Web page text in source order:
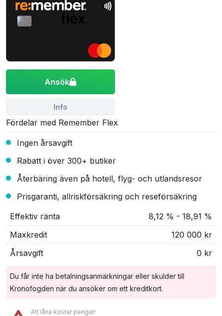
Ansök
Info
Fördelar med Remember Flex
Ingen årsavgift
Rabatt i över 300+ butiker
Återbäring även på hotell, flyg- och utlandsresor
Prisgaranti, allriskförsäkring och reseförsäkring
Effektiv ränta
8,12 % - 18,91 %
Maxkredit
120 000 kr
Årsavgift
0 kr
Du får inte ha betalningsanmärkningar eller skulder till
Kronofogden när du ansöker om ett kreditkort.
Att låna kostar pengar!